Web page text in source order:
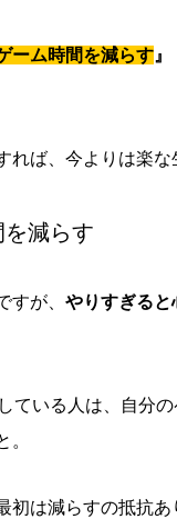
ーム時間を減らす 』
れば、今よりは楽な
減らす
すが、 やりすぎると
ている人は、自分
。
初は減らすの抵抗あ